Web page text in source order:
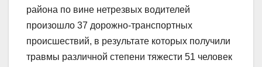
района по вине нетрезвых водителей
произошло 37 дорожно-транспортных
происшествий, в результате которых получили
травмы различной степени тяжести 51 человек